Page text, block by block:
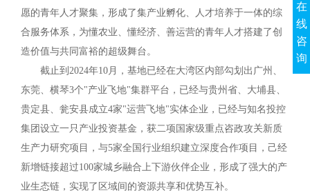
愿的青年人才聚集，形成了集产业孵化、人才培养于一体的综
合服务体系，为懂农业、懂经济、善运营的青年人才搭建了创
造价值与共同富裕的超级舞台。
截止到2024年10月，基地已经在大湾区内部勾划出广州、
东莞、横琴3个"产业飞地"集群平台，已经与贵州省、大埔县、
贵定县、瓮安县成立4家"运营飞地"实体企业，已经与知名投控
集团设立一只产业投资基金，获二项国家级重点咨政攻关新质
生产力研究项目，与5家全国行业组织建立深度合作项目，己经
新增链接超过100家城乡融合上下游伙伴企业，形成了强大的产
业生态链，实现了区域间的资源共享和优势互补。
在
线
咨
询